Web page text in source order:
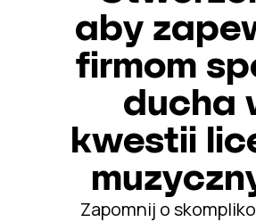
aby
firmom
ducha
kwestii
Zapomnij o